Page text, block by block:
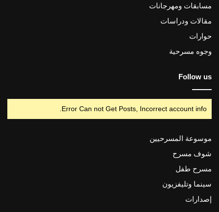
مسابقات ومهرجانات
مقالات ودراسات
حوارات
وجوه مسرحية
Follow us
Error Can not Get Posts, Incorrect account info.
موسوعة المسرحيين
شوف مسرح
مسرح طفل
سينما وتليفزيون
إصدارات